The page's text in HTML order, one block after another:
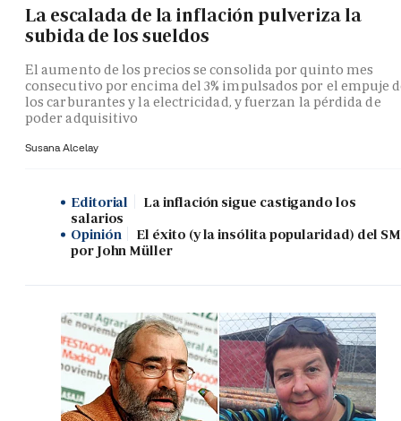
La escalada de la inflación pulveriza la
subida de los sueldos
El aumento de los precios se consolida por quinto mes
consecutivo por encima del 3% impulsados por el empuje
los carburantes y la electricidad, y fuerzan la pérdida de
poder adquisitivo
Susana Alcelay
Editorial
La inflación sigue castigando los
salarios
Opinión
El éxito (y la insólita popularidad) del
por John Müller